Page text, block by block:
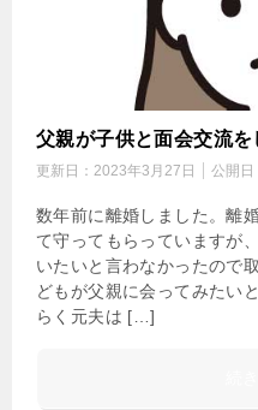
父親が子供と面会交流を
更新日： 2023年3月27日 公開日
数年前に離婚しました。離
て守ってもらっていますが
いたいと言わなかったので
どもが父親に会ってみたい
らく元夫は […]